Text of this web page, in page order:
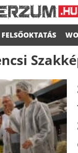
FELSŐOKTATÁS